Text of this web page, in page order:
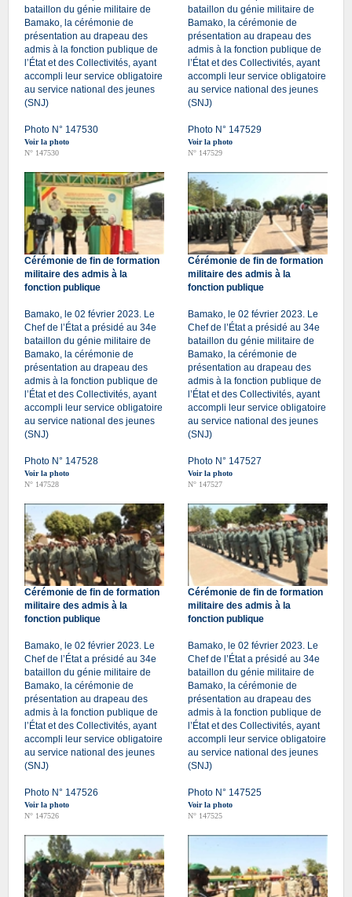
bataillon du génie militaire de
Bamako, la cérémonie de
présentation au drapeau des
admis à la fonction publique de
l’État et des Collectivités, ayant
accompli leur service obligatoire
au service national des jeunes
(SNJ)
Photo N° 147530
Voir la photo
N° 147530
bataillon du génie militaire de
Bamako, la cérémonie de
présentation au drapeau des
admis à la fonction publique de
l’État et des Collectivités, ayant
accompli leur service obligatoire
au service national des jeunes
(SNJ)
Photo N° 147529
Voir la photo
N° 147529
Cérémonie de fin de formation
militaire des admis à la
fonction publique
Bamako, le 02 février 2023. Le
Chef de l’État a présidé au 34e
bataillon du génie militaire de
Bamako, la cérémonie de
présentation au drapeau des
admis à la fonction publique de
l’État et des Collectivités, ayant
accompli leur service obligatoire
au service national des jeunes
(SNJ)
Photo N° 147528
Voir la photo
N° 147528
Cérémonie de fin de formation
militaire des admis à la
fonction publique
Bamako, le 02 février 2023. Le
Chef de l’État a présidé au 34e
bataillon du génie militaire de
Bamako, la cérémonie de
présentation au drapeau des
admis à la fonction publique de
l’État et des Collectivités, ayant
accompli leur service obligatoire
au service national des jeunes
(SNJ)
Photo N° 147527
Voir la photo
N° 147527
Cérémonie de fin de formation
militaire des admis à la
fonction publique
Bamako, le 02 février 2023. Le
Chef de l’État a présidé au 34e
bataillon du génie militaire de
Bamako, la cérémonie de
présentation au drapeau des
admis à la fonction publique de
l’État et des Collectivités, ayant
accompli leur service obligatoire
au service national des jeunes
(SNJ)
Photo N° 147526
Voir la photo
N° 147526
Cérémonie de fin de formation
militaire des admis à la
fonction publique
Bamako, le 02 février 2023. Le
Chef de l’État a présidé au 34e
bataillon du génie militaire de
Bamako, la cérémonie de
présentation au drapeau des
admis à la fonction publique de
l’État et des Collectivités, ayant
accompli leur service obligatoire
au service national des jeunes
(SNJ)
Photo N° 147525
Voir la photo
N° 147525